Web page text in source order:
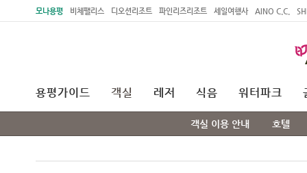
모나용평 비체팰리스 디오션리조트 파인리즈리조트 세일여행사 AINO C.C.
용평가이드 객실
객실 이용 안내 호텔
레저 식음 워터파크